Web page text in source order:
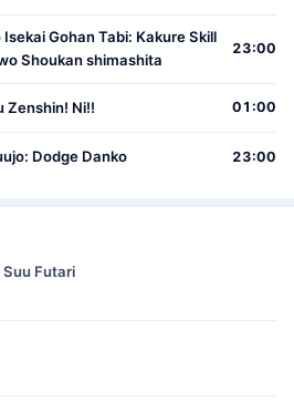
Gohan Tabi: Kakure Skill
Shoukan shimashita
23:00
Zenshin! Ni!! 01:00
Dodge Danko 23:00
Suu Futari